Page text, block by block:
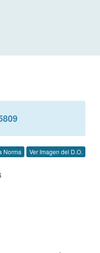
Norma Ver Imagen del D.O.